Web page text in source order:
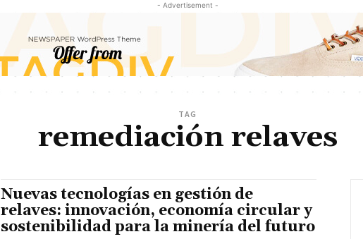
- Advertisement -
TAG
remediación relaves
Nuevas tecnologías en gestión de
relaves: innovación, economía circular y
sostenibilidad para la minería del futuro